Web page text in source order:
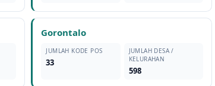
Gorontalo
JUMLAH KODE POS
33
JUMLAH DESA /
KELURAHAN
598